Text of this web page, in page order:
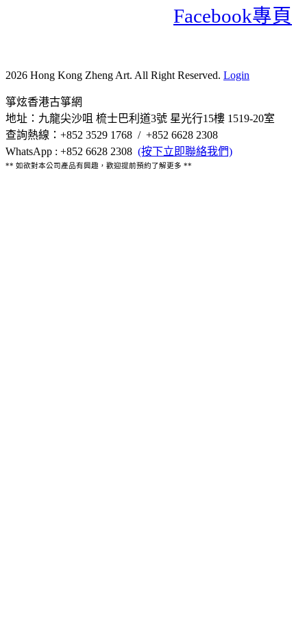
Facebook專頁
2026 Hong Kong Zheng Art. All Right Reserved. Login
箏炫香港古箏網
地址：九龍尖沙咀 梳士巴利道3號 星光行15樓 1519-20室
查詢熱線：+852 3529 1768 / +852 6628 2308
WhatsApp : +852 6628 2308 (按下立即聯絡我們)
** 如欲對本公司產品有興趣，歡迎提前預約了解更多 **